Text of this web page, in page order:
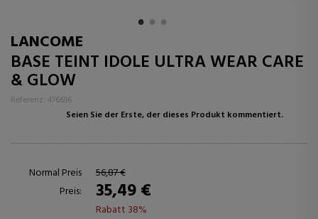
LANCOME
BASE TEINT IDOLE ULTRA WEAR CARE
& GLOW
Referenz: 476696
Seien Sie der Erste, der dieses Produkt kommentiert.
Normal Preis
56,87 €
Preis:
35,49 €
Rabatt 38%